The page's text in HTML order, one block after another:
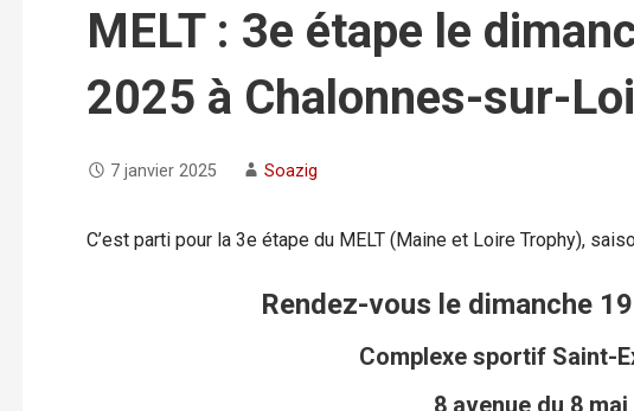
MELT : 3e étape le
2025 à Chalonnes-sur-
7 janvier 2025 Soazig
C’est parti pour la 3e étape du MELT (Maine et Loire Trophy),
Rendez-vous le dimanche
Complexe sportif Saint-
8 avenue du 8 mai